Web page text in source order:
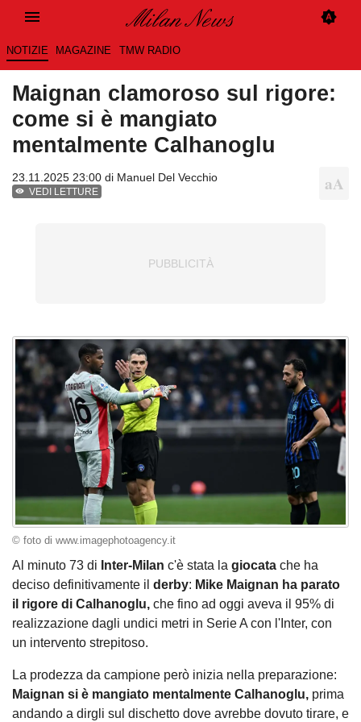
NOTIZIE MAGAZINE TMW RADIO
Maignan clamoroso sul rigore:
come si è mangiato
mentalmente Calhanoglu
23.11.2025 23:00 di Manuel Del Vecchio
VEDI LETTURE
© foto di www.imagephotoagency.it
Al minuto 73 di Inter-Milan c'è stata la giocata che ha
deciso definitivamente il derby: Mike Maignan ha parato
il rigore di Calhanoglu, che fino ad oggi aveva il 95% di
realizzazione dagli undici metri in Serie A con l'Inter, con
un intervento strepitoso.
La prodezza da campione però inizia nella preparazione:
Maignan si è mangiato mentalmente Calhanoglu, prima
andando a dirgli sul dischetto dove avrebbe dovuto tirare, e